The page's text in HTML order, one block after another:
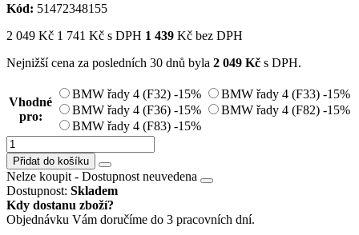
Kód: 51472348155
2 049 Kč 1 741 Kč s DPH 1 439 Kč bez DPH
Nejnižší cena za posledních 30 dnů byla 2 049 Kč s DPH.
Vhodné
pro:
BMW řady 4 (F32) -15% BMW řady 4 (F33) -15%
BMW řady 4 (F36) -15% BMW řady 4 (F82) -15%
BMW řady 4 (F83) -15%
Přidat do košíku
Nelze koupit - Dostupnost neuvedena
Dostupnost: Skladem
Kdy dostanu zboží?
Objednávku Vám doručíme do 3 pracovních dní.